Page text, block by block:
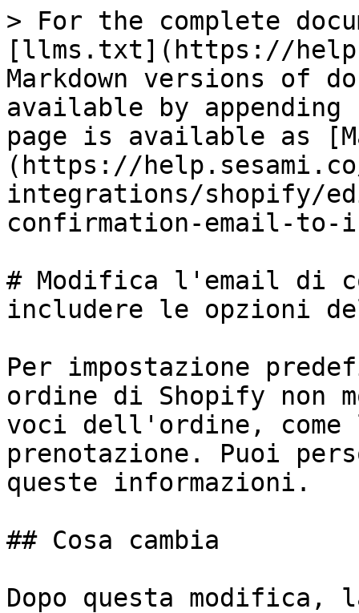
> For the complete
[llms.txt](https://
Markdown versions of
available by
page is available as
(https://
integrations/shopify/
confirmation-email-to-
# Modifica l'email di
includere le opzioni
Per impostazione
ordine di Shopify non
voci dell'ordine,
prenotazione. Puoi
queste informazioni.
## Cosa cambia
Dopo questa modifica,